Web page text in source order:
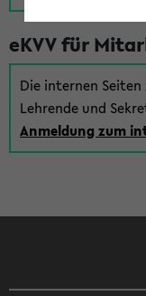
eKVV für
Die internen
Lehrende und
Anmeldung zum